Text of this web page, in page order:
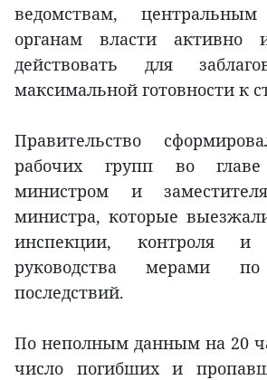
ведомствам,
органам власти активно
действовать для
максимальной готовности к
Правительство
рабочих групп во
министром и
министра, которые
инспекции, контроля и
руководства мерами
последствий.
По неполным данным на 20
число погибших и